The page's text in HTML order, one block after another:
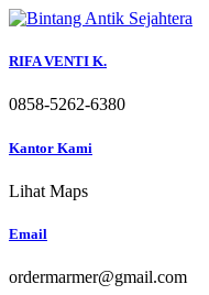
Skip
content
RIFA VENTI K.
0858-5262-6380
Kantor Kami
Lihat Maps
Email
ordermarmer@gmail.com